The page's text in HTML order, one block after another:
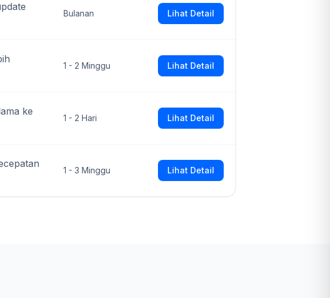
Bulanan Lihat Detail
1 - 2 Minggu Lihat Detail
ke
1 - 2 Hari Lihat Detail
1 - 3 Minggu Lihat Detail